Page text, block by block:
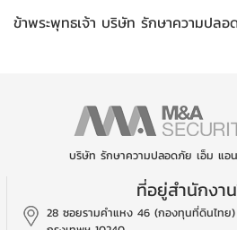
ข้าพระพุทธเจ้า บริษัท รักษาความปล
บริษัท รักษาความปลอดภัย เอ็ม แอ
ที่อยู่สำนักงา
28 ซอยรามคำแหง 46 (กองทุนที่ดินไทย)